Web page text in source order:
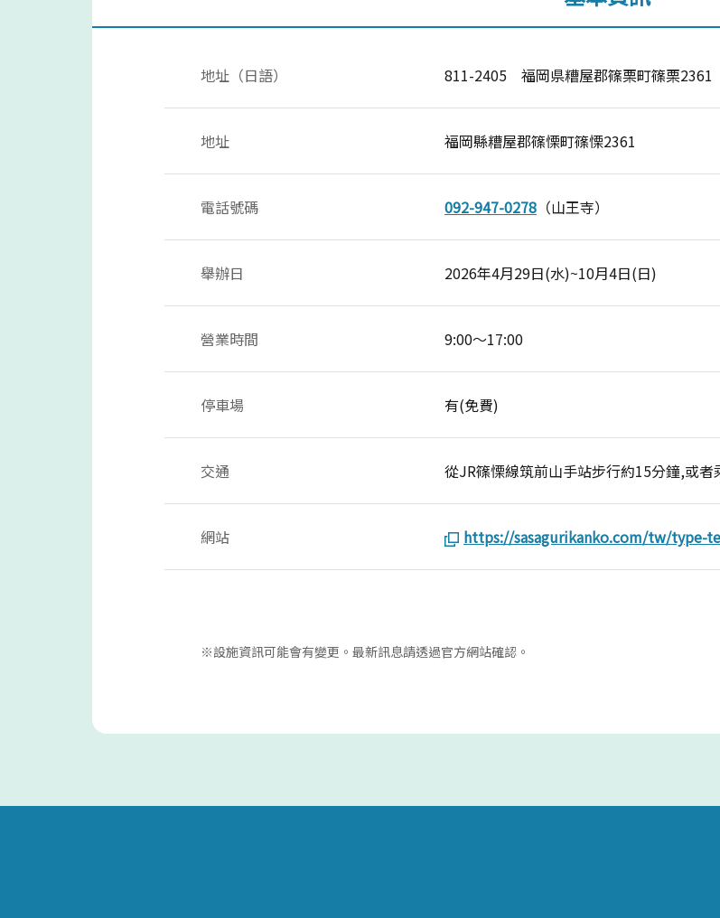
地址（日語） 811-2405 福岡県糟屋郡篠栗町篠栗2361
地址 福岡縣糟屋郡篠慄町篠慄2361
電話號碼 092-947-0278 （山王寺）
舉辦日 2026年4月29日(水)~10月4日(日)
營業時間 9:00～17:00
停車場 有(免費)
交通 從JR篠慄線筑前山手站步行約15分鐘,或者
網站 https://sasagurikanko.com/tw/type-
※設施資訊可能會有變更。最新訊息請透過官方網站確認。